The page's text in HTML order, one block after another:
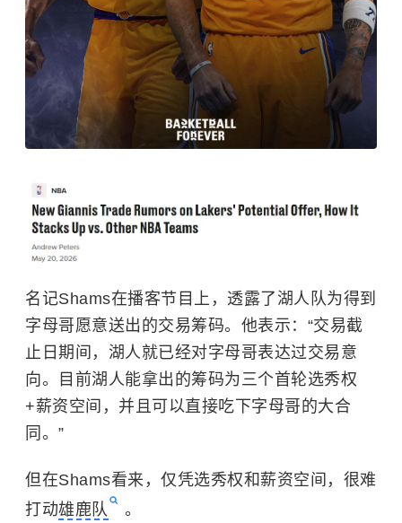
名记Shams在播客节目上，透露了湖人队为得到
字母哥愿意送出的交易筹码。他表示：“交易截
止日期间，湖人就已经对字母哥表达过交易意
向。目前湖人能拿出的筹码为三个首轮选秀权
+薪资空间，并且可以直接吃下字母哥的大合
同。”
但在Shams看来，仅凭选秀权和薪资空间，很难
打动雄鹿队 。